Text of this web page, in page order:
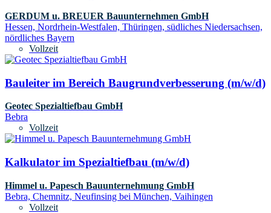
GERDUM u. BREUER Bauunternehmen GmbH
Hessen, Nordrhein-Westfalen, Thüringen, südliches Niedersachsen,
nördliches Bayern
Vollzeit
Bauleiter im Bereich Baugrundverbesserung (m/w/d)
Geotec Spezialtiefbau GmbH
Bebra
Vollzeit
Kalkulator im Spezialtiefbau (m/w/d)
Himmel u. Papesch Bauunternehmung GmbH
Bebra, Chemnitz, Neufinsing bei München, Vaihingen
Vollzeit